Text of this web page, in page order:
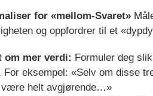
for «mellom-Svaret»
og oppfordrer til et
om mer verdi: Formuler deg
For eksempel: «Selv om disse
være helt avgjørende…»